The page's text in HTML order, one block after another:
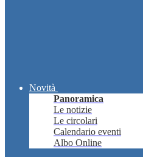
Novità
Panoramica
Le notizie
Le circolari
Calendario eventi
Albo Online